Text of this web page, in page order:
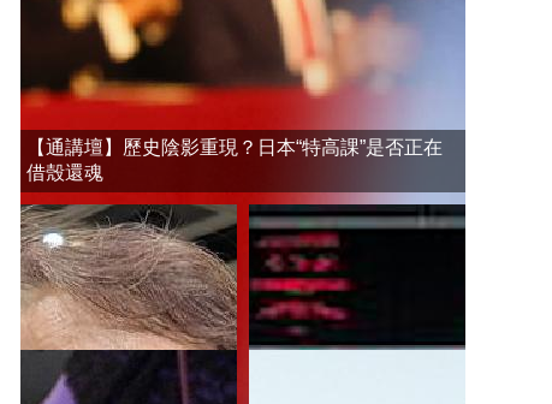
【通講壇】歷史陰影重現？日本“特高課”是否正在
借殼還魂